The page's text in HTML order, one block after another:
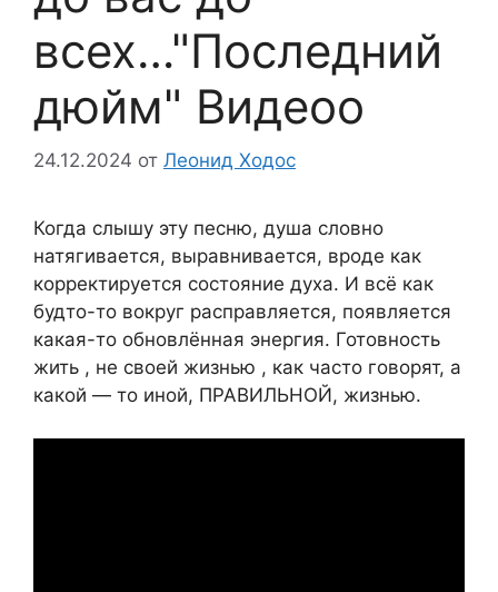
всех…"Последний
дюйм" Видеоо
24.12.2024 от Леонид Ходос
Когда слышу эту песню, душа словно
натягивается, выравнивается, вроде как
корректируется состояние духа. И всё как
будто-то вокруг расправляется, появляется
какая-то обновлённая энергия. Готовность
жить , не своей жизнью , как часто говорят, а
какой — то иной, ПРАВИЛЬНОЙ, жизнью.